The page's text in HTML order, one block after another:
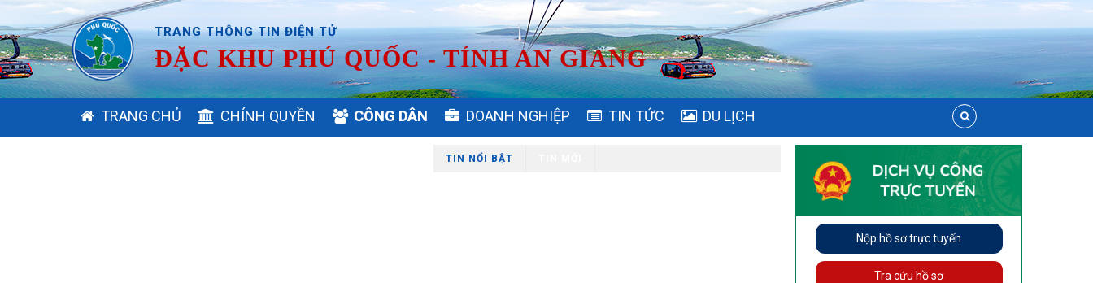
TRANG THÔNG TIN ĐIỆN TỬ
ĐẶC KHU PHÚ QUỐC - TỈNH AN GIANG
NAVIGATION
TRANG CHỦ CHÍNH QUYỀN CÔNG DÂN DOANH NGHIỆP TIN TỨC DU LỊCH
TIN NỔI BẬT
Nộp hồ sơ trực tuyến
Tra cứu hồ sơ